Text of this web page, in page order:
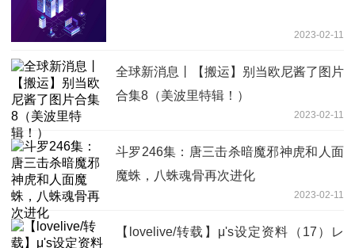
2023-02-11
全球新消息丨【搬运】别当欧尼酱了图片
合集8（美波里特辑！）
2023-02-11
斗罗246集：唐三击杀暗魔邪神虎和人面
魔蛛，八蛛魂骨再次进化
2023-02-11
【lovelive/转载】μ's设定资料（17）レ